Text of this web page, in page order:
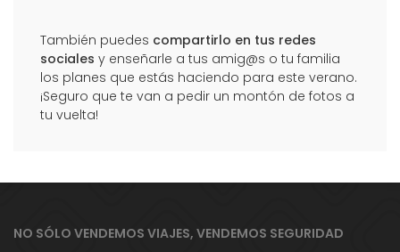
También puedes compartirlo en tus redes
sociales y enseñarle a tus amig@s o tu familia
los planes que estás haciendo para este verano.
¡Seguro que te van a pedir un montón de fotos a
tu vuelta!
NO SÓLO VENDEMOS VIAJES, VENDEMOS SEGURIDAD